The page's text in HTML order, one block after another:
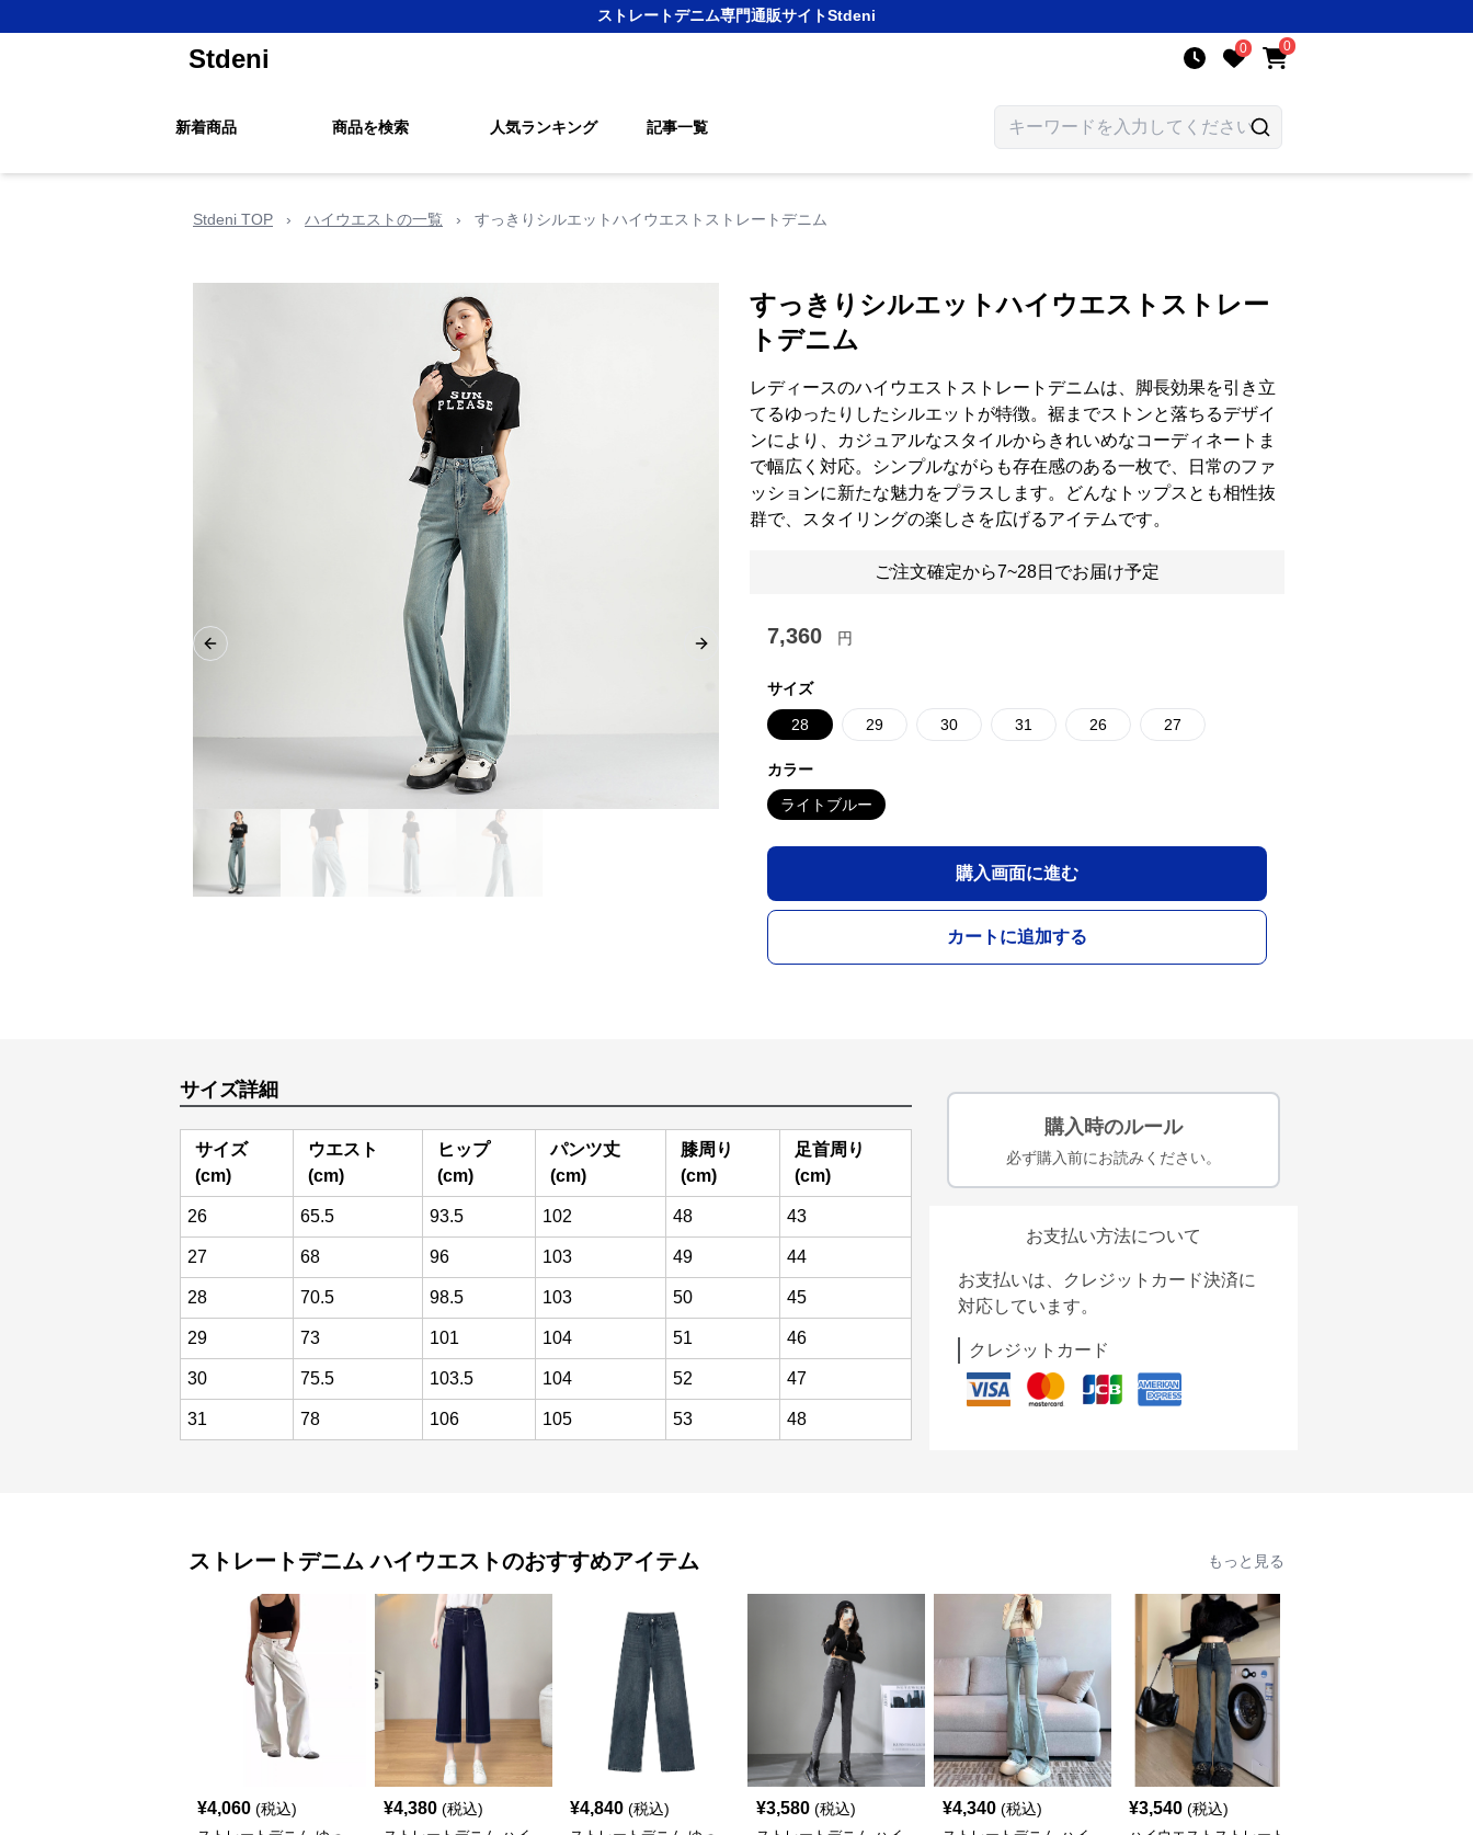
ストレートデニム専門通販サイトStdeni
Stdeni 0 0
新着商品 商品を検索 人気ランキング 記事一覧
Stdeni TOP › ハイウエストの一覧 › すっきりシルエットハイウエストストレートデニム
Previous slide Next slide
すっきりシルエットハイウエストストレー
トデニム
レディースのハイウエストストレートデニムは、脚長効果を引き立
てるゆったりしたシルエットが特徴。裾までストンと落ちるデザイ
ンにより、カジュアルなスタイルからきれいめなコーディネートま
で幅広く対応。シンプルながらも存在感のある一枚で、日常のファ
ッションに新たな魅力をプラスします。どんなトップスとも相性抜
群で、スタイリングの楽しさを広げるアイテムです。
ご注文確定から7~28日でお届け予定
7,360 円
サイズ
28 29 30 31 26 27
カラー
ライトブルー
購入画面に進む
カートに追加する
サイズ詳細
サイズ
(cm)
ウエスト
(cm)
ヒップ
(cm)
パンツ丈
(cm)
膝周り
(cm)
足首周り
(cm)
26 65.5 93.5 102 48 43
27 68 96 103 49 44
28 70.5 98.5 103 50 45
29 73 101 104 51 46
30 75.5 103.5 104 52 47
31 78 106 105 53 48
購入時のルール
必ず購入前にお読みください。
お支払い方法について
お支払いは、クレジットカード決済に
対応しています。
クレジットカード
ストレートデニム ハイウエストのおすすめアイテム もっと見る
¥4,060 (税込) ¥4,380 (税込) ¥4,840 (税込) ¥3,580 (税込) ¥4,340 (税込) ¥3,540 (税込)